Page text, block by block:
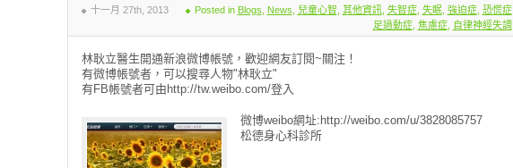
十一月 27th, 2013 Posted in Blogs News 兒童心智 其他資訊, 失智症, 失眠, 強迫症, 恐慌症,
足過動症, 焦慮症, 自律神經失調
林耿立醫生開通新浪微博帳號，歡迎網友訂閱~關注！
有微博帳號者，可以搜尋人物"林耿立"
有FB帳號者可由http://tw.weibo.com/登入
微博weibo網址:http://weibo.com/u/3828085757
松德身心科診所